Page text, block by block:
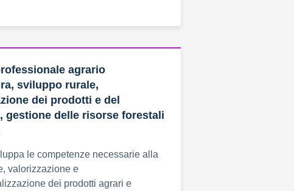
agrario
sviluppo rurale,
dei prodotti e del
gestione delle risorse forestali
le competenze necessarie alla
valorizzazione e
dei prodotti agrari e